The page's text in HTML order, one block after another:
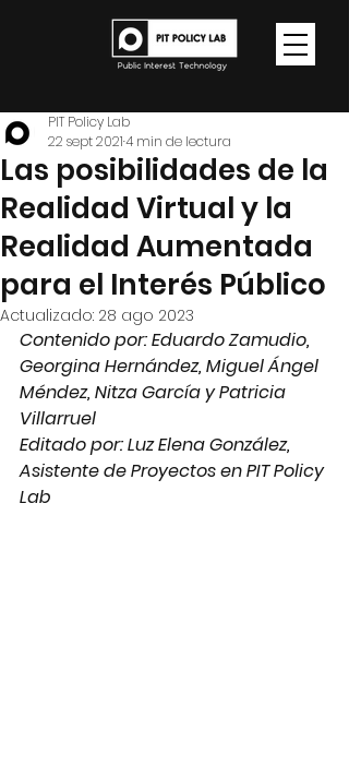
Las posibilidades de la
Realidad Virtual y la
Realidad Aumentada
para el Interés Público
PIT Policy Lab
22 sept 20214 min de lectura
Actualizado: 28 ago 2023
Contenido por: Eduardo Zamudio,
Georgina Hernández, Miguel Ángel
Méndez, Nitza García y Patricia
Villarruel
Editado por: Luz Elena González,
Asistente de Proyectos en PIT Policy
Lab